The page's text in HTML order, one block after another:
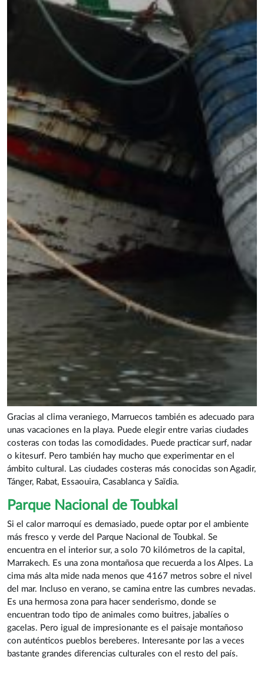
Gracias al clima veraniego, Marruecos también es adecuado para
unas vacaciones en la playa. Puede elegir entre varias ciudades
costeras con todas las comodidades. Puede practicar surf, nadar
o kitesurf. Pero también hay mucho que experimentar en el
ámbito cultural. Las ciudades costeras más conocidas son Agadir,
Tánger, Rabat, Essaouira, Casablanca y Saïdia.
Parque Nacional de Toubkal
Si el calor marroquí es demasiado, puede optar por el ambiente
más fresco y verde del Parque Nacional de Toubkal. Se
encuentra en el interior sur, a solo 70 kilómetros de la capital,
Marrakech. Es una zona montañosa que recuerda a los Alpes. La
cima más alta mide nada menos que 4167 metros sobre el nivel
del mar. Incluso en verano, se camina entre las cumbres nevadas.
Es una hermosa zona para hacer senderismo, donde se
encuentran todo tipo de animales como buitres, jabalíes o
gacelas. Pero igual de impresionante es el paisaje montañoso
con auténticos pueblos bereberes. Interesante por las a veces
bastante grandes diferencias culturales con el resto del país.